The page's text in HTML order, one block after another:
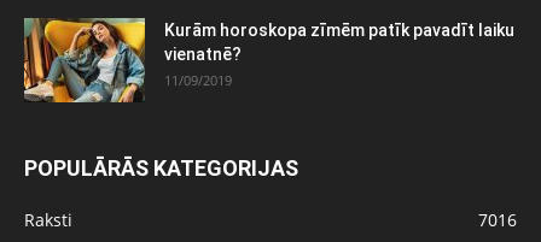
Kurām horoskopa zīmēm patīk pavadīt laiku
vienatnē?
11/09/2019
POPULĀRĀS KATEGORIJAS
Raksti
7016